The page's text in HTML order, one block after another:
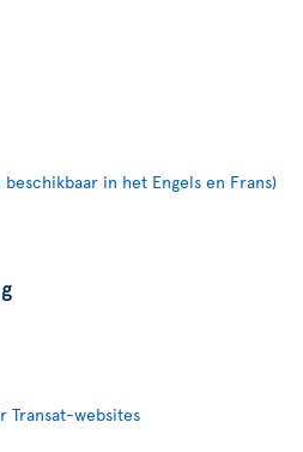
in het Engels en Frans)
Transat-websites